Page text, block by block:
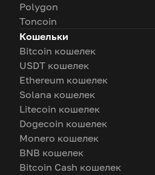
Polygon
Toncoin
Кошельки
Bitcoin кошелек
USDT кошелек
Ethereum кошелек
Solana кошелек
Litecoin кошелек
Dogecoin кошелек
Monero кошелек
BNB кошелек
Bitcoin Cash кошелек